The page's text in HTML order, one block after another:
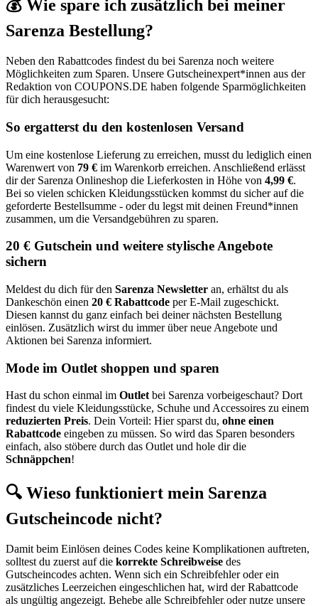
💰 Wie spare ich zusätzlich bei meiner
Sarenza Bestellung?
Neben den Rabattcodes findest du bei Sarenza noch weitere
Möglichkeiten zum Sparen. Unsere Gutscheinexpert*innen aus der
Redaktion von COUPONS.DE haben folgende Sparmöglichkeiten
für dich herausgesucht:
So ergatterst du den kostenlosen Versand
Um eine kostenlose Lieferung zu erreichen, musst du lediglich einen
Warenwert von 79 € im Warenkorb erreichen. Anschließend erlässt
dir der Sarenza Onlineshop die Lieferkosten in Höhe von 4,99 €.
Bei so vielen schicken Kleidungsstücken kommst du sicher auf die
geforderte Bestellsumme - oder du legst mit deinen Freund*innen
zusammen, um die Versandgebühren zu sparen.
20 € Gutschein und weitere stylische Angebote
sichern
Meldest du dich für den Sarenza Newsletter an, erhältst du als
Dankeschön einen 20 € Rabattcode per E-Mail zugeschickt.
Diesen kannst du ganz einfach bei deiner nächsten Bestellung
einlösen. Zusätzlich wirst du immer über neue Angebote und
Aktionen bei Sarenza informiert.
Mode im Outlet shoppen und sparen
Hast du schon einmal im Outletbei Sarenza vorbeigeschaut? Dort
findest du viele Kleidungsstücke, Schuhe und Accessoires zu einem
reduzierten Preis. Dein Vorteil: Hier sparst du, ohne einen
Rabattcode eingeben zu müssen. So wird das Sparen besonders
einfach, also stöbere durch das Outlet und hole dir die
Schnäppchen!
🔍 Wieso funktioniert mein Sarenza
Gutscheincode nicht?
Damit beim Einlösen deines Codes keine Komplikationen auftreten,
solltest du zuerst auf die korrekte Schreibweise des
Gutscheincodes achten. Wenn sich ein Schreibfehler oder ein
zusätzliches Leerzeichen eingeschlichen hat, wird der Rabattcode
als ungültig angezeigt. Behebe alle Schreibfehler oder nutze unsere